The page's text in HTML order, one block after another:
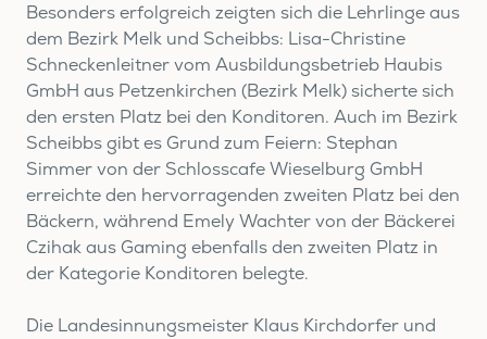
Besonders erfolgreich zeigten sich die Lehrlinge aus
dem Bezirk Melk und Scheibbs: Lisa-Christine
Schneckenleitner vom Ausbildungsbetrieb Haubis
GmbH aus Petzenkirchen (Bezirk Melk) sicherte sich
den ersten Platz bei den Konditoren. Auch im Bezirk
Scheibbs gibt es Grund zum Feiern: Stephan
Simmer von der Schlosscafe Wieselburg GmbH
erreichte den hervorragenden zweiten Platz bei den
Bäckern, während Emely Wachter von der Bäckerei
Czihak aus Gaming ebenfalls den zweiten Platz in
der Kategorie Konditoren belegte.
Die Landesinnungsmeister Klaus Kirchdorfer und